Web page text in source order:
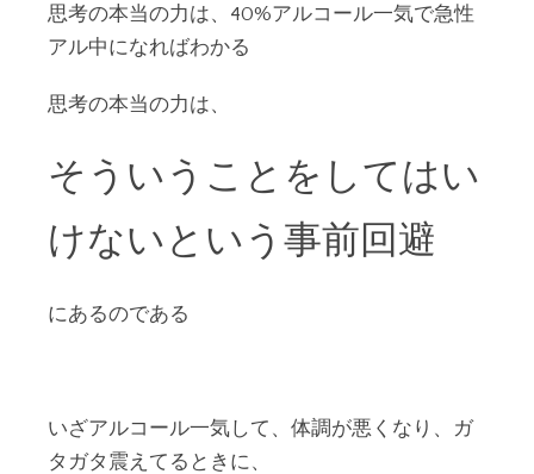
思考の本当の力は、40%アルコール一気で急性
アル中になればわかる
思考の本当の力は、
そういうことをしてはい
けないという事前回避
にあるのである
いざアルコール一気して、体調が悪くなり、ガ
タガタ震えてるときに、